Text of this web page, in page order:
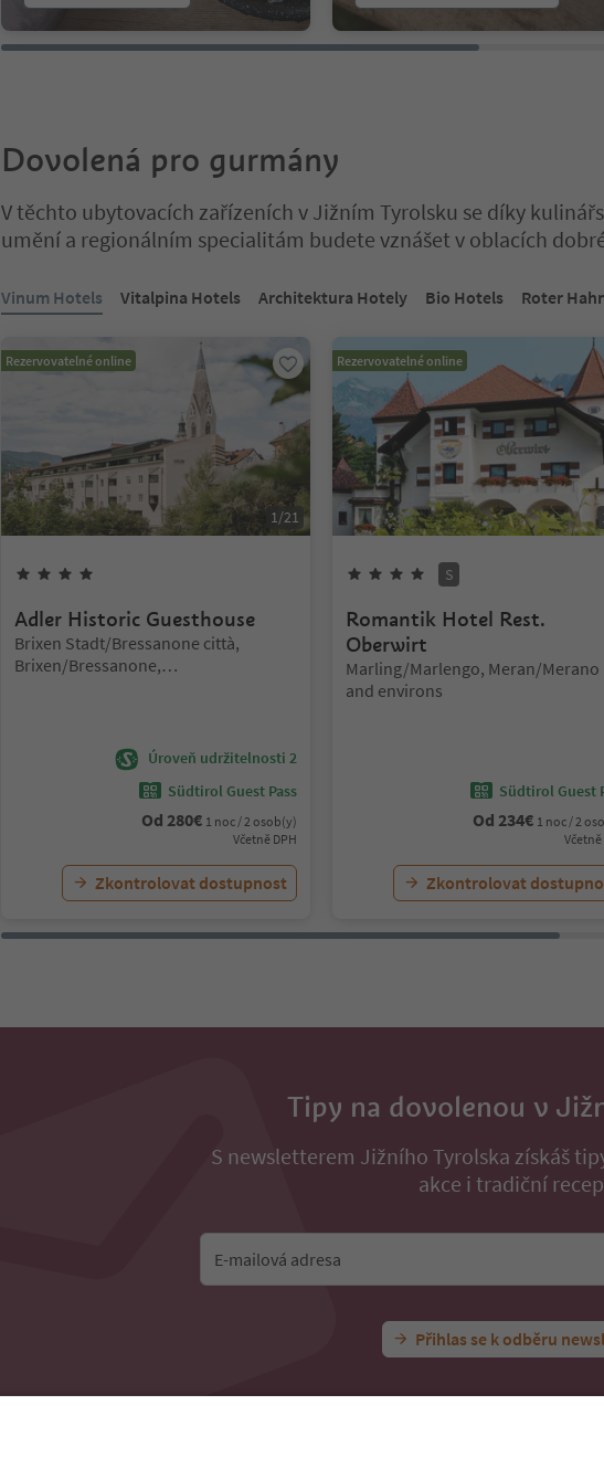
Dovolená pro gurmány
V těchto ubytovacích zařízeních v Jižním Tyrolsku se díky
umění a regionálním specialitám budete vznášet v oblacích
Nacházíte se na tabulkovém posuvníku. Vyberte kartu pro zobrazení jejího
Vinum Hotels Vitalpina Hotels Architektura Hotely Bio Hotels Roter
Rezervovatelné online
1/21
Adler Historic Guesthouse
Lokalita:
Brixen Stadt/Bressanone città,
Brixen/Bressanone,
Úroveň udržitelnosti 2
Südtirol Guest Pass
Od 280€ 1 noc / 2 osob(y)
Včetně DPH
Zkontrolovat dostupnost
Rezervovatelné online
hvězdy
S
Romantik Hotel Rest.
Oberwirt
Lokalita:
Marling/Marlengo, Meran/Merano
and environs
Südtirol Guest
Od 234€ 1 noc / 2
Včetně
Zkontrolovat
Tipy na dovolenou v
S newsletterem Jižního Tyrolska získáš
akce i tradiční
E-mailová adresa
Přihlas se k odběru